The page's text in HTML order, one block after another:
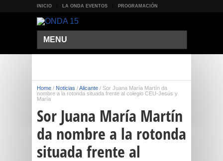
INICIO LA ONDA EVENTOS PROGRAMACIÓN
MENU
Home / Noticias /Alicante / Sor Juana María Martín da
nombre a la rotonda situada frente al colegio CEU-Jesús y
María
Sor Juana María Martín
da nombre a la rotonda
situada frente al